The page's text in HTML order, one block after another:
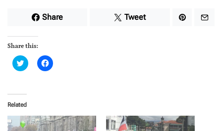
Share Tweet
Share this:
C
l
t
o
s
a
r
C
l
a
r
Related